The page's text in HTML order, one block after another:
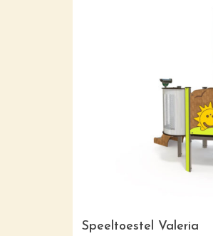
Speeltoestel Valeria